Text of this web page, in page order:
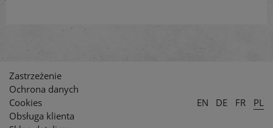
Zastrzeżenie
Ochrona danych
Cookies
Obsługa klienta
EN DE FR PL